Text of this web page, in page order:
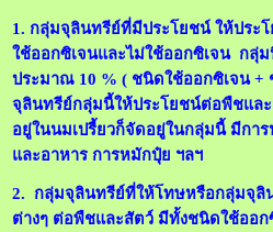
1. กลุ่มจุลินทรีย์ที่มีประโยชน์ ให้ประ
ใช้ออกซิเจนและไม่ใช้ออกซิเจน กลุ่
ประมาณ 10 % ( ชนิดใช้ออกซิเจน +
จุลินทรีย์กลุ่มนี้ให้ประโยชน์ต่อพืชแล
อยู่ในนมเปรี้ยวก็จัดอยู่ในกลุ่มนี้ มีกา
และอาหาร การหมักปุ๋ย ฯลฯ
2.
กลุ่มจุลินทรีย์ที่ให้โทษหรือกลุ่มจุลิ
ต่างๆ ต่อพืชและสัตว์ มีทั้งชนิดใช้ออก